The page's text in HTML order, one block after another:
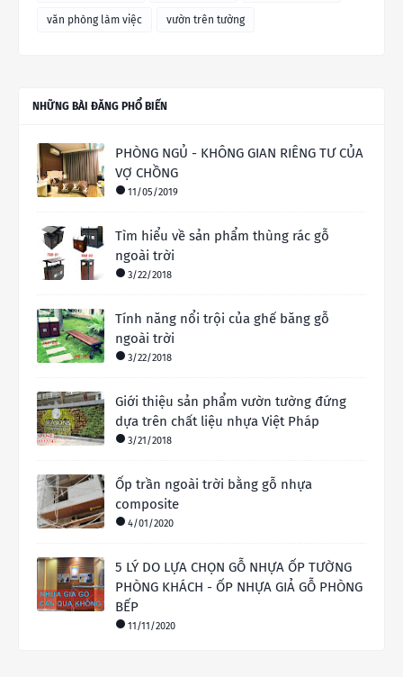
văn phòng làm việc vườn trên tường
NHỮNG BÀI ĐĂNG PHỔ BIẾN
PHÒNG NGỦ - KHÔNG GIAN RIÊNG TƯ CỦA
VỢ CHỒNG
11/05/2019
Tìm hiểu về sản phẩm thùng rác gỗ
ngoài trời
3/22/2018
Tính năng nổi trội của ghế băng gỗ
ngoài trời
3/22/2018
Giới thiệu sản phẩm vườn tường đứng
dựa trên chất liệu nhựa Việt Pháp
3/21/2018
Ốp trần ngoài trời bằng gỗ nhựa
composite
4/01/2020
5 LÝ DO LỰA CHỌN GỖ NHỰA ỐP TƯỜNG
PHÒNG KHÁCH - ỐP NHỰA GIẢ GỖ PHÒNG
BẾP
11/11/2020